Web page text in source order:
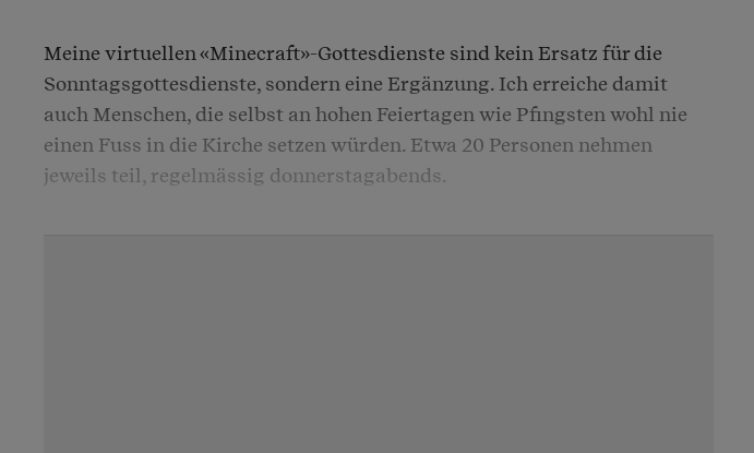
Meine virtuellen «Minecraft»-Gottesdienste sind kein Ersatz für die
Sonntagsgottesdienste, sondern eine Ergänzung. Ich erreiche damit
auch Menschen, die selbst an hohen Feiertagen wie Pfingsten wohl nie
einen Fuss in die Kirche setzen würden. Etwa 20 Personen nehmen
jeweils teil, regelmässig donnerstagabends.